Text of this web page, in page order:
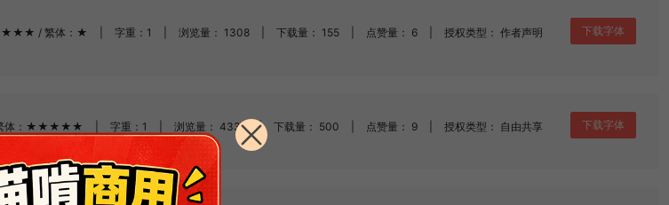
/ 繁体：★ 字重：1 浏览量： 1308 下载量： 155 点赞量： 6 授权类型： 作者声明 下载字体
体：★★★★★ 字重：1 浏览量： 4335 | 下载量： 500 点赞量： 9 授权类型： 自由共享 下载字体